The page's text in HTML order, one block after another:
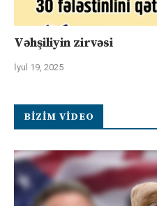
Vəhşiliyin zirvəsi
İyul 19, 2025
BIZIM VIDEO